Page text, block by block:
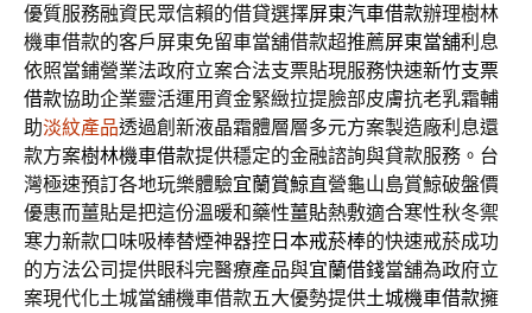
優質服務融資民眾信賴的借貸選擇屏東汽車借款辦理樹林
機車借款的客戶屏東免留車當舖借款超推薦屏東當舖利息
依照當鋪營業法政府立案合法支票貼現服務快速新竹支票
借款協助企業靈活運用資金緊緻拉提臉部皮膚抗老乳霜輔
助淡紋產品透過創新液晶霜體層層多元方案製造廠利息還
款方案樹林機車借款提供穩定的金融諮詢與貸款服務。台
灣極速預訂各地玩樂體驗宜蘭賞鯨直營龜山島賞鯨破盤價
優惠而薑貼是把這份溫暖和藥性薑貼熱敷適合寒性秋冬禦
寒力新款口味吸棒替煙神器控 日本戒菸棒的快速戒菸成功
的方法公司提供眼科完醫療產品與宜蘭借錢當舖為政府立
案現代化土城當舖機車借款五大優勢提供土城機車借款擁